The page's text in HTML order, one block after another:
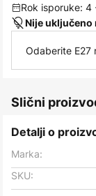
Rok isporuke: 4
Nije uključeno
Odaberite E27
Slični
Detalji o
Marka:
SKU: